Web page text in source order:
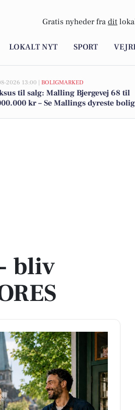
Gratis nyheder fra dit
LOKALT NYT SPORT
2026 13:00 | BOLIGMARKED
til salg: Malling Bjergevej 68 til
kr – Se Mallings dyreste
bliv